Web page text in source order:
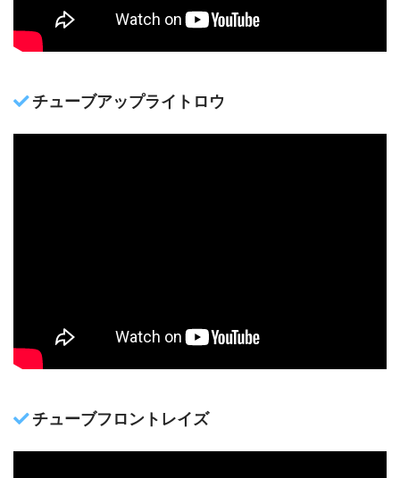
チューブアップライトロウ
チューブフロントレイズ